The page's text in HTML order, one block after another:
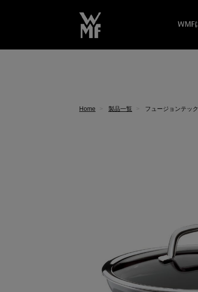
WMF
Home 製品一覧 フュージョンテッ